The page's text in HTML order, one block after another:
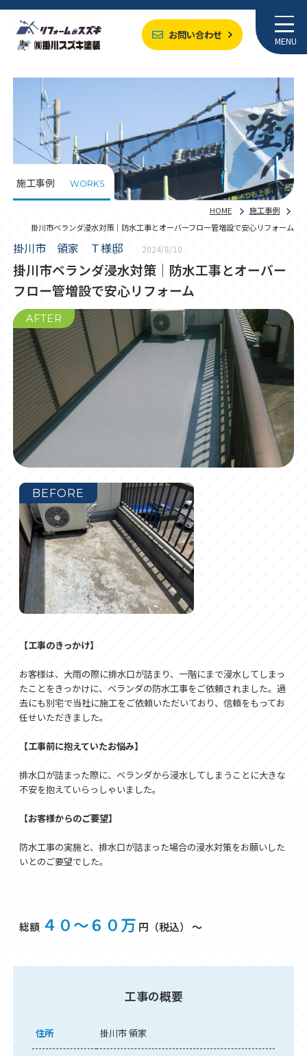
お問い合わせ MENU
施工事例 WORKS
HOME
施工事例
掛川市ベランダ浸水対策｜防水工事とオーバーフロー管増設で安心リフォーム
掛川市 領家 Ｔ様邸 2024/8/10
掛川市ベランダ浸水対策｜防水工事とオーバー
フロー管増設で安心リフォーム
AFTER
【工事のきっかけ】
お客様は、大雨の際に排水口が詰まり、一階にまで浸水してしまっ
たことをきっかけに、ベランダの防水工事をご依頼されました。過
去にも別宅で当社に施工をご依頼いただいており、信頼をもってお
任せいただきました。
【工事前に抱えていたお悩み】
排水口が詰まった際に、ベランダから浸水してしまうことに大きな
不安を抱えていらっしゃいました。
【お客様からのご要望】
防水工事の実施と、排水口が詰まった場合の浸水対策をお願いした
いとのご要望でした。
総額 ４０～６０万 円（税込） ～
BEFORE
工事の概要
住所 掛川市 領家